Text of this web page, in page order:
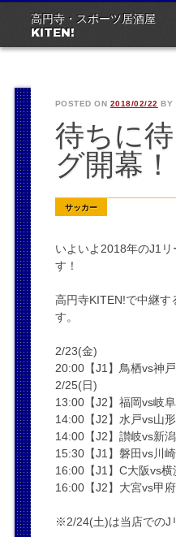
高円寺・スポーツ居酒屋
KITEN!
POSTED ON 2018/02/22 BY
待ちに
グ開幕！
サッカー
いよいよ2018年のJ1
す！
高円寺KITEN!で中継す
す。
2/23(金)
20:00【J1】鳥栖vs神戸
2/25(日)
13:00【J2】福岡vs岐阜
14:00【J2】水戸vs山形
14:00【J2】讃岐vs新潟
15:30【J1】磐田vs川崎
16:00【J1】C大阪vs横
16:00【J2】大宮vs甲府
※2/24(土)は当店でのJ